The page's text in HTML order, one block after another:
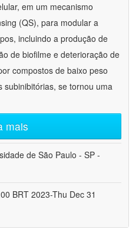
em um mecanismo
(QS), para modular a
incluindo a produção de
de biofilme e deterioração de
compostos de baixo peso
subinibitórias, se tornou uma
mais
de São Paulo - SP -
BRT 2023-Thu Dec 31